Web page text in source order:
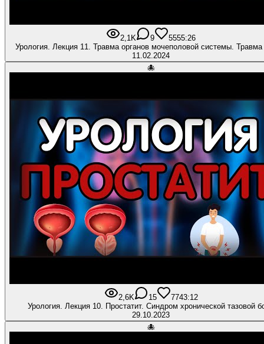
2,1K 9 5555:26
Урология. Лекция 11. Травма органов мочеполовой системы.
11.02.2024
🐙
2,6K 15 7743:12
Урология. Лекция 10. Простатит. Синдром хронической тазовой
29.10.2023
🐙